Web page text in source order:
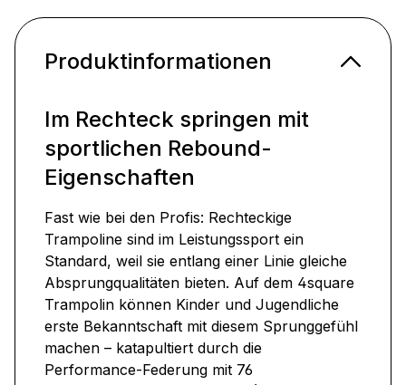
Produktinformationen
Im Rechteck springen mit
sportlichen Rebound-
Eigenschaften
Fast wie bei den Profis: Rechteckige
Trampoline sind im Leistungssport ein
Standard, weil sie entlang einer Linie gleiche
Absprungqualitäten bieten. Auf dem 4square
Trampolin können Kinder und Jugendliche
erste Bekanntschaft mit diesem Sprunggefühl
machen – katapultiert durch die
Performance-Federung mit 76